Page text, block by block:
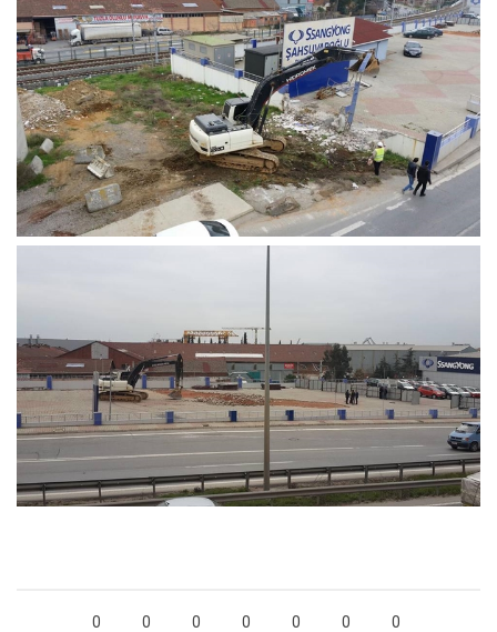
0 0 0 0 0 0 0